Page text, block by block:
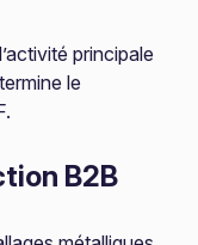
principale
le
B2B